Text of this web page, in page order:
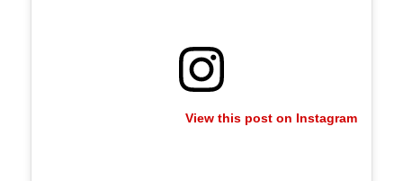
View this post on Instagram